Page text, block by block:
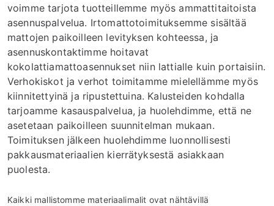
voimme tarjota tuotteillemme myös ammattitaitoista
asennuspalvelua. Irtomattotoimituksemme sisältää
mattojen paikoilleen levityksen kohteessa, ja
asennuskontaktimme hoitavat
kokolattiamattoasennukset niin lattialle kuin portaisiin.
Verhokiskot ja verhot toimitamme mielellämme myös
kiinnitettyinä ja ripustettuina. Kalusteiden kohdalla
tarjoamme kasauspalvelua, ja huolehdimme, että ne
asetetaan paikoilleen suunnitelman mukaan.
Toimituksen jälkeen huolehdimme luonnollisesti
pakkausmateriaalien kierrätyksestä asiakkaan
puolesta.
Kaikki mallistomme materiaalimalit ovat nähtävillä